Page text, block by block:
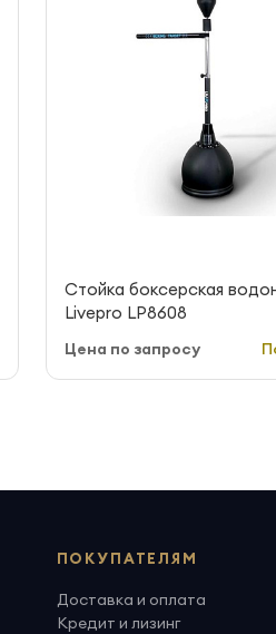
Стойка боксерская
Livepro LP8608
Цена по запросу
ПОКУПАТЕЛЯМ
Доставка и оплата
Кредит и лизинг